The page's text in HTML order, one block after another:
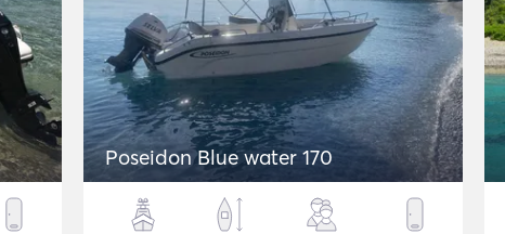
Poseidon Blue water 170